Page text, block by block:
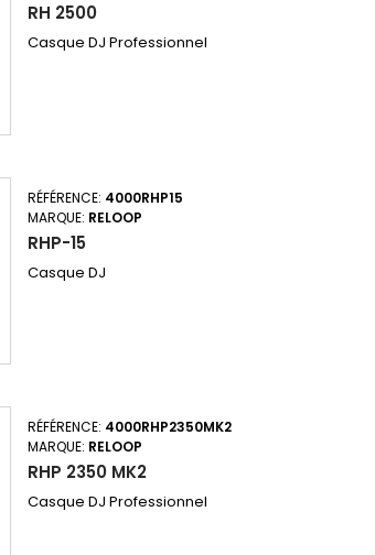
RH 2500
Casque DJ Professionnel
RÉFÉRENCE: 4000RHP15
MARQUE: RELOOP
RHP-15
Casque DJ
RÉFÉRENCE: 4000RHP2350MK2
MARQUE: RELOOP
RHP 2350 MK2
Casque DJ Professionnel